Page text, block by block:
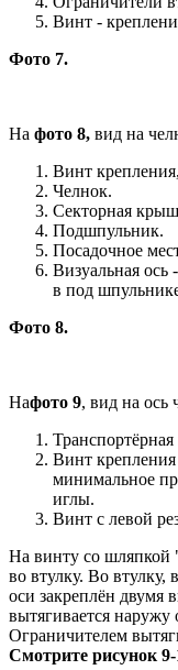
Винт -
Фото 7.
На фото 8, вид на
Винт
Челнок.
Секторная
Подшпульник.
Посадочное
Визуальная ось
в под
Фото 8.
Нафото 9, вид на ось
Транспортёрная
Винт
минимальное
иглы.
Винт с левой
На винту со шляпкой
во втулку. Во втулку,
оси закреплён двумя
вытягивается наружу
Ограничителем
Смотрите рисунок 9-